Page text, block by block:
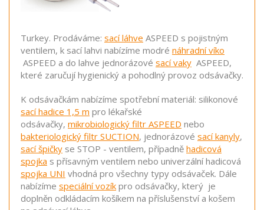
Turkey. Prodáváme: sací láhve ASPEED s pojistným
ventilem, k sací lahvi nabízíme modré náhradní víko
ASPEED a do lahve jednorázové sací vaky ASPEED,
které zaručují hygienický a pohodlný provoz odsávačky.
K odsávačkám nabízíme spotřební materiál: silikonové
sací hadice 1,5 m pro lékařské
odsávačky, mikrobiologický filtr ASPEED nebo
bakteriologický filtr SUCTION, jednorázové sací kanyly,
sací špičky se STOP - ventilem, případně hadicová
spojka s přísavným ventilem nebo univerzální hadicová
spojka UNI vhodná pro všechny typy odsávaček. Dále
nabízíme speciální vozík pro odsávačky, který je
doplněn odkládacím košíkem na příslušenství a košem